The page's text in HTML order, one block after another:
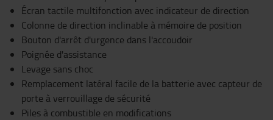
Écran tactile multifonction avec indicateur de direction
Colonne de direction inclinable à mémoire de position
Bouton d'arrêt d'urgence dans l'accoudoir
Poignée d'assistance
Levage sans choc
Remplacement latéral facile de la batterie avec capteur de
porte à verrouillage de sécurité
Piles à combustible en modifications